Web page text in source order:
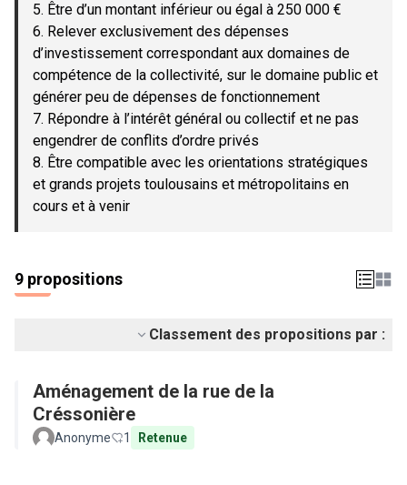
5. Être d’un montant inférieur ou égal à 250 000 €
6. Relever exclusivement des dépenses
d’investissement correspondant aux domaines de
compétence de la collectivité, sur le domaine public et
générer peu de dépenses de fonctionnement
7. Répondre à l’intérêt général ou collectif et ne pas
engendrer de conflits d’ordre privés
8. Être compatible avec les orientations stratégiques
et grands projets toulousains et métropolitains en
cours et à venir
9 propositions
Classement des propositions par :
Aménagement de la rue de la
Créssonière
Anonyme 1 Retenue